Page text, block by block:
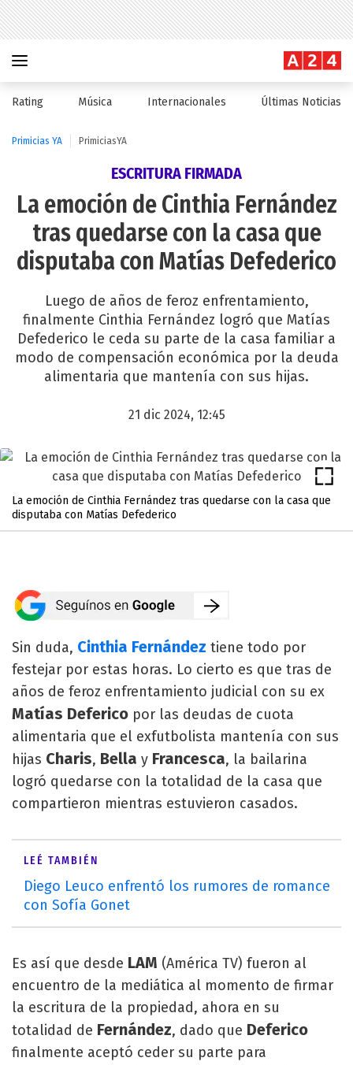
Rating Música Internacionales Últimas Noticias
Primicias YA PrimiciasYA
ESCRITURA FIRMADA
La emoción de Cinthia Fernández
tras quedarse con la casa que
disputaba con Matías Defederico
Luego de años de feroz enfrentamiento,
finalmente Cinthia Fernández logró que Matías
Defederico le ceda su parte de la casa familiar a
modo de compensación económica por la deuda
alimentaria que mantenía con sus hijas.
21 dic 2024, 12:45
La emoción de Cinthia Fernández tras quedarse con la casa que
disputaba con Matías Defederico
Sin duda, Cinthia Fernández tiene todo por
festejar por estas horas. Lo cierto es que tras de
años de feroz enfrentamiento judicial con su ex
Matías Deferico por las deudas de cuota
alimentaria que el exfutbolista mantenía con sus
hijas Charis, Bella y Francesca, la bailarina
logró quedarse con la totalidad de la casa que
compartieron mientras estuvieron casados.
LEÉ TAMBIÉN
Diego Leuco enfrentó los rumores de romance
con Sofía Gonet
Es así que desde LAM (América TV) fueron al
encuentro de la mediática al momento de firmar
la escritura de la propiedad, ahora en su
totalidad de Fernández, dado que Deferico
finalmente aceptó ceder su parte para